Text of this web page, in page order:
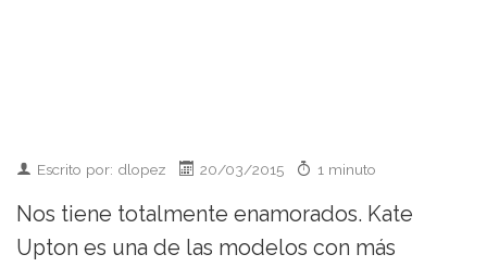
Escrito por: dlopez 20/03/2015 1 minuto
Nos tiene totalmente enamorados. Kate
Upton es una de las modelos con más